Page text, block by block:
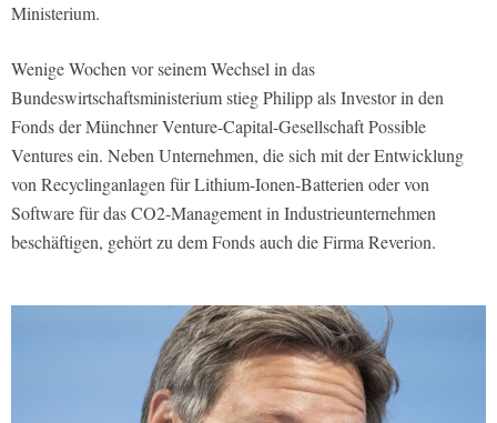
Ministerium.
Wenige Wochen vor seinem Wechsel in das
Bundeswirtschaftsministerium stieg Philipp als Investor in den
Fonds der Münchner Venture-Capital-Gesellschaft Possible
Ventures ein. Neben Unternehmen, die sich mit der Entwicklung
von Recyclinganlagen für Lithium-Ionen-Batterien oder von
Software für das CO2-Management in Industrieunternehmen
beschäftigen, gehört zu dem Fonds auch die Firma Reverion.